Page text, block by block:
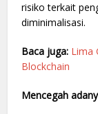
risiko terkait
diminimalisasi.
Baca juga: Lima
Blockchain
Mencegah